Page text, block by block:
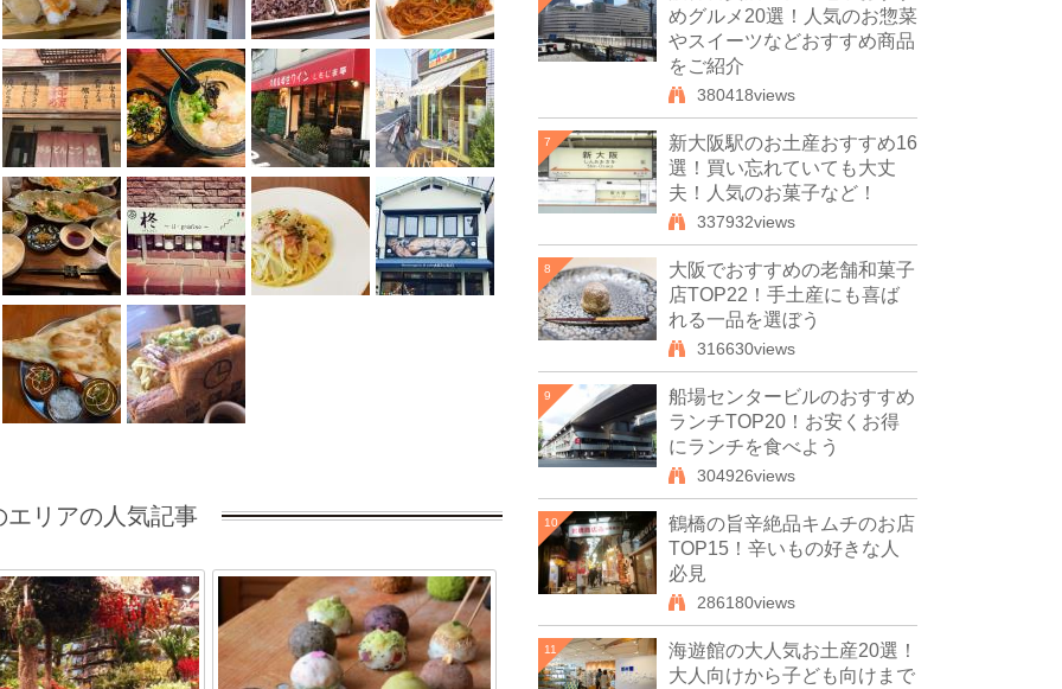
エリアの人気記事
めグルメ20選！人気のお惣菜
やスイーツなどおすすめ商品
をご紹介
380418views
7
新大阪駅のお土産おすすめ16
選！買い忘れていても大丈
夫！人気のお菓子など！
337932views
8
大阪でおすすめの老舗和菓子
店TOP22！手土産にも喜ば
れる一品を選ぼう
316630views
9
船場センタービルのおすすめ
ランチTOP20！お安くお得
にランチを食べよう
304926views
10
鶴橋の旨辛絶品キムチのお店
TOP15！辛いもの好きな人
必見
286180views
11
海遊館の大人気お土産20選！
大人向けから子ども向けまで